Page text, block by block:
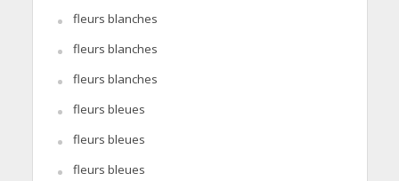
fleurs blanches
fleurs blanches
fleurs blanches
fleurs bleues
fleurs bleues
fleurs bleues